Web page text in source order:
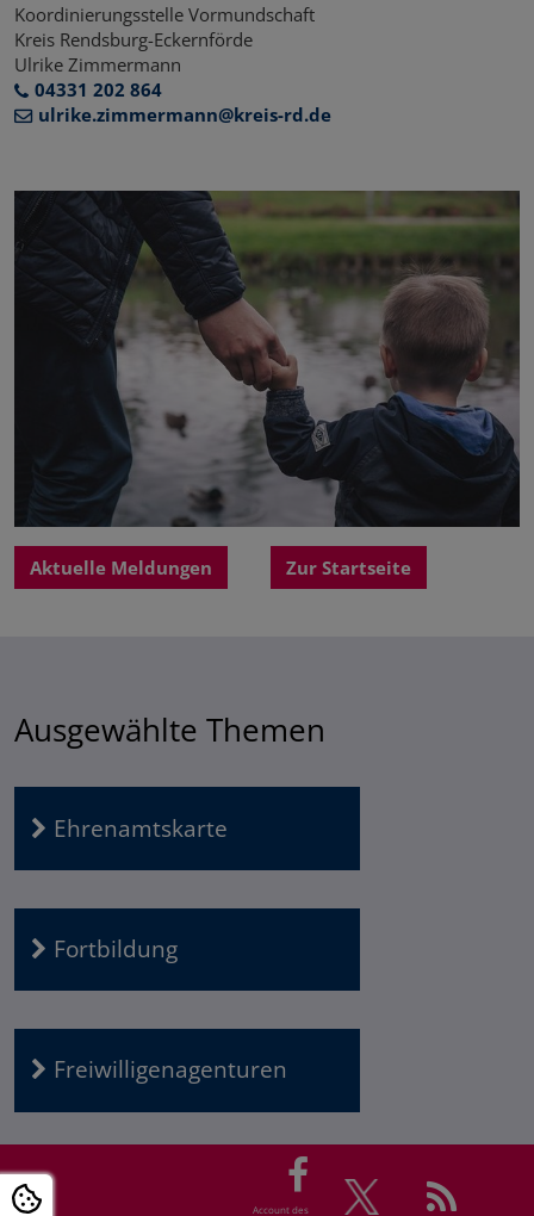
Koordinierungsstelle Vormundschaft
Kreis Rendsburg-Eckernförde
Ulrike Zimmermann
04331 202 864
ulrike.zimmermann@kreis-rd.de
Aktuelle Meldungen Zur Startseite
Ausgewählte Themen
Ehrenamtskarte
Fortbildung
Freiwilligenagenturen
Account des